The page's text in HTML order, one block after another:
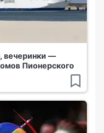
вечеринки —
Пионерского